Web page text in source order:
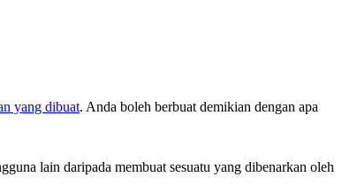
yang dibuat. Anda boleh berbuat demikian dengan apa
lain daripada membuat sesuatu yang dibenarkan oleh